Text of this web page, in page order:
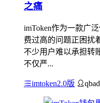
之痛
imToken作为一款广
费过高的问题正困扰
不少用户难以承担转
不仅严...
imtoken2.0版